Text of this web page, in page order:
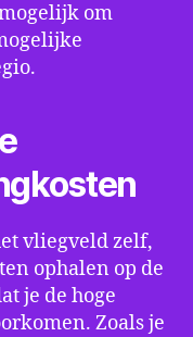
om
vliegveld zelf,
ophalen op de
je de hoge
Zoals je